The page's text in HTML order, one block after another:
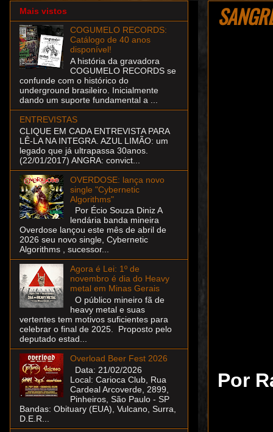
Por
Mais vistos
COGUMELO RECORDS:
Catálogo de 40 anos
disponível!
A história da gravadora
COGUMELO RECORDS se
confunde com o histórico do
underground brasileiro. Inicialmente
dando um suporte fundamental a ...
ENTREVISTAS
CLIQUE EM CADA ENTREVISTA PARA
LÊ-LA NA INTEGRA. AZUL LIMÃO: um
legado que já ultrapassa 30anos.
(22/01/2017) ANGRA: convict...
OVERDOSE: lança novo
single "Cybernetic
Algorithms"
Por Écio Souza Diniz A
lendária banda mineira
Overdose lançou este mês de abril de
2026 seu novo single, Cybernetic
Algorithms , sucessor...
Agora é Lei: 1º de
novembro é dia do Heavy
metal em Minas Gerais
O público mineiro fã de
heavy metal e suas
vertentes tem motivos suficientes para
celebrar o final de 2025. Proposto pelo
deputado estad...
Overload Beer Fest 2026
Data: 21/02/2026
Local: Carioca Club, Rua
Cardeal Arcoverde, 2899,
Pinheiros, São Paulo - SP
Bandas: Obituary (EUA), Vulcano, Surra,
D.E.R...